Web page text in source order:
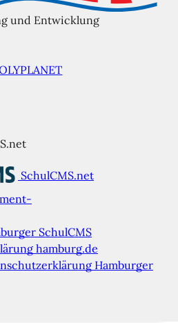
und Entwicklung
SchulCMS.net
SchulCMS
hamburg.de
Hamburger